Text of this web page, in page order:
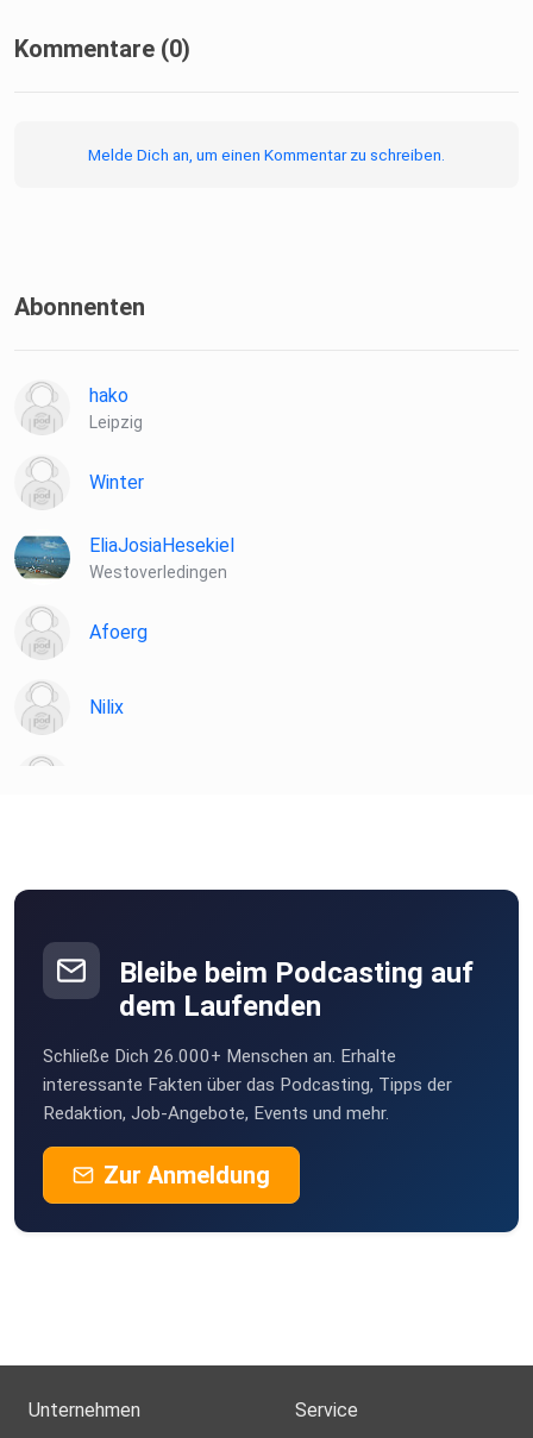
Kommentare (0)
Melde Dich an, um einen Kommentar zu schreiben.
Abonnenten
hako
Leipzig
Winter
EliaJosiaHesekiel
Westoverledingen
Afoerg
Nilix
Münster-Sarmsheim
Kathrin1506
Majestix
kolmatux
Dortmund-Wickede
Bleibe beim Podcasting auf
dem Laufenden
Schließe Dich 26.000+ Menschen an. Erhalte
interessante Fakten über das Podcasting, Tipps der
Redaktion, Job-Angebote, Events und mehr.
Zur Anmeldung
Unternehmen Service